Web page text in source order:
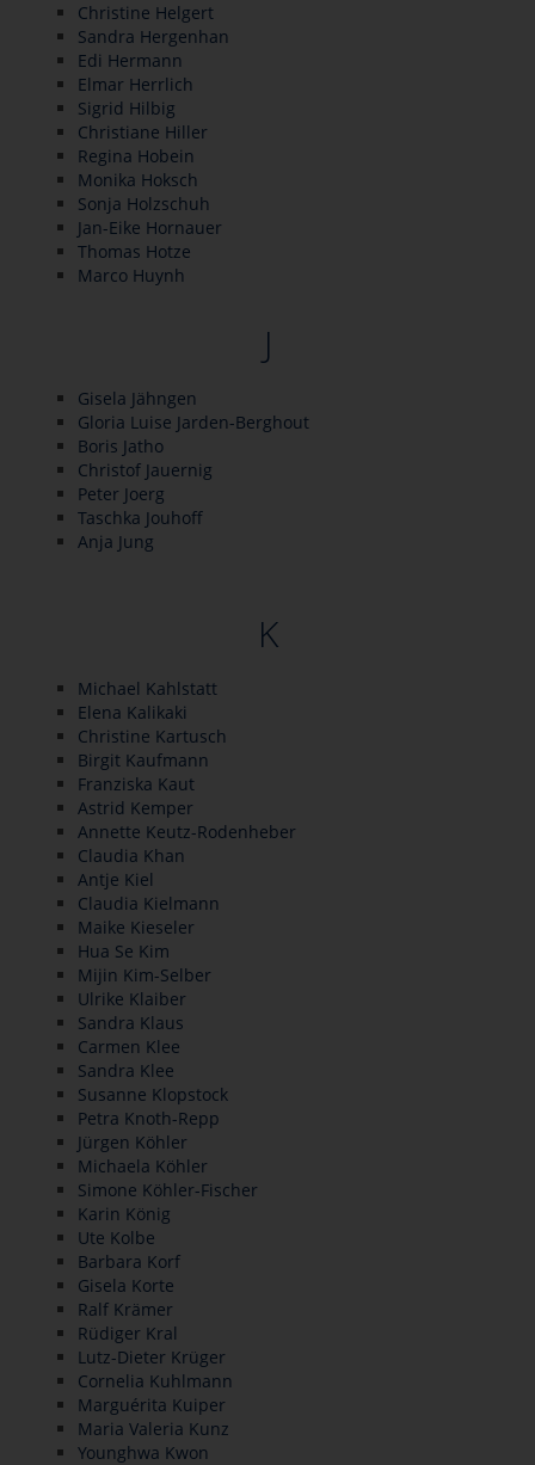
Christine Helgert
Sandra Hergenhan
Edi Hermann
Elmar Herrlich
Sigrid Hilbig
Christiane Hiller
Regina Hobein
Monika Hoksch
Sonja Holzschuh
Jan-Eike Hornauer
Thomas Hotze
Marco Huynh
J
Gisela Jähngen
Gloria Luise Jarden-Berghout
Boris Jatho
Christof Jauernig
Peter Joerg
Taschka Jouhoff
Anja Jung
K
Michael Kahlstatt
Elena Kalikaki
Christine Kartusch
Birgit Kaufmann
Franziska Kaut
Astrid Kemper
Annette Keutz-Rodenheber
Claudia Khan
Antje Kiel
Claudia Kielmann
Maike Kieseler
Hua Se Kim
Mijin Kim-Selber
Ulrike Klaiber
Sandra Klaus
Carmen Klee
Sandra Klee
Susanne Klopstock
Petra Knoth-Repp
Jürgen Köhler
Michaela Köhler
Simone Köhler-Fischer
Karin König
Ute Kolbe
Barbara Korf
Gisela Korte
Ralf Krämer
Rüdiger Kral
Lutz-Dieter Krüger
Cornelia Kuhlmann
Marguérita Kuiper
Maria Valeria Kunz
Younghwa Kwon